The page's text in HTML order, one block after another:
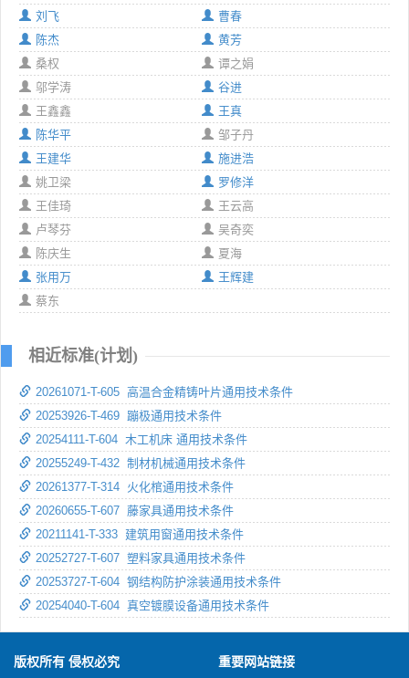
刘飞
曹春
陈杰
黄芳
桑权
谭之娟
邬学涛
谷进
王鑫鑫
王真
陈华平
邹子丹
王建华
施进浩
姚卫梁
罗修洋
王佳琦
王云高
卢琴芬
吴奇奕
陈庆生
夏海
张用万
王辉建
蔡东
相近标准(计划)
20261071-T-605 高温合金精铸叶片通用技术条件
20253926-T-469 蹦极通用技术条件
20254111-T-604 木工机床 通用技术条件
20255249-T-432 制材机械通用技术条件
20261377-T-314 火化棺通用技术条件
20260655-T-607 藤家具通用技术条件
20211141-T-333 建筑用窗通用技术条件
20252727-T-607 塑料家具通用技术条件
20253727-T-604 钢结构防护涂装通用技术条件
20254040-T-604 真空镀膜设备通用技术条件
版权所有 侵权必究 重要网站链接